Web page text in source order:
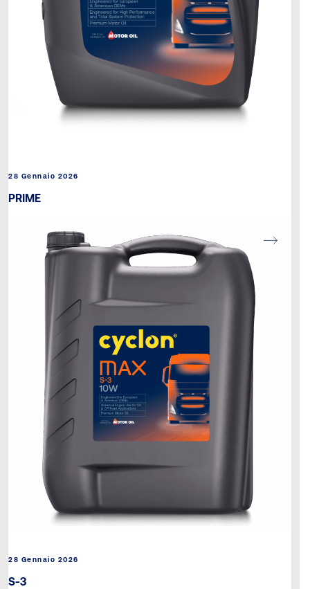
28 Gennaio 2026
PRIME
28 Gennaio 2026
S-3